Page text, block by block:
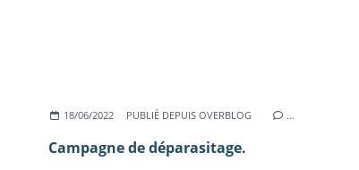
18/06/2022 PUBLIÉ DEPUIS OVERBLOG …
Campagne de déparasitage.